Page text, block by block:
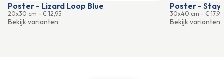
Poster - Lizard Loop Blue
20x30 cm - € 12,95
Bekijk varianten
Poster - Stay
30x40 cm - € 17,95
Bekijk varianten